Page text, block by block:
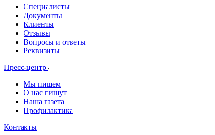
Специалисты
Документы
Клиенты
Отзывы
Вопросы и ответы
Реквизиты
Пресс-центр
Мы пишем
О нас пишут
Наша газета
Профилактика
Контакты